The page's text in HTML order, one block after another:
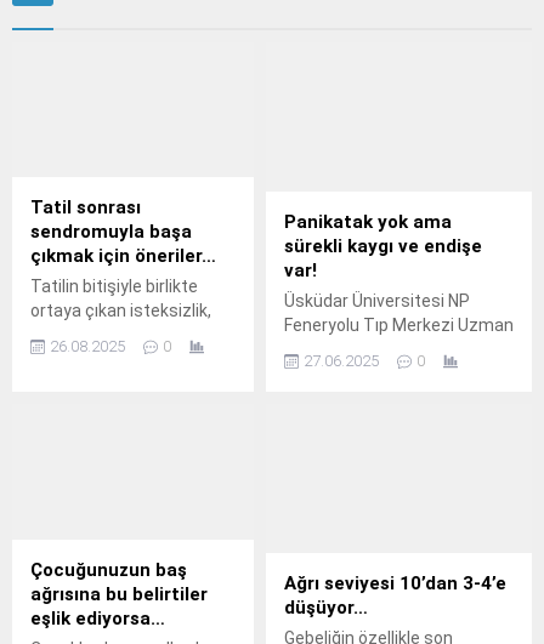
Tatil sonrası
sendromuyla başa
çıkmak için öneriler…
Tatilin bitişiyle birlikte
ortaya çıkan isteksizlik,
keyifsizlik, stres, kaygı,
huzursuzluk ve
26.08.2025 0
Panikatak yok ama
sürekli kaygı ve endişe
var!
Üsküdar Üniversitesi NP
Feneryolu Tıp Merkezi Uzman
Psikolog Merve Umay Candaş
27.06.2025 0
Çocuğunuzun baş
ağrısına bu belirtiler
eşlik ediyorsa…
Ağrı seviyesi 10’dan 3-4’e
düşüyor…
Gebeliğin özellikle son